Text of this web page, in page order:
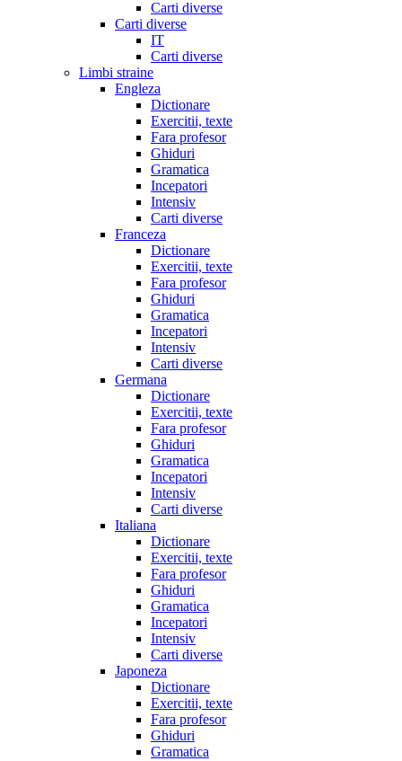
Carti diverse
Carti diverse
IT
Carti diverse
Limbi straine
Engleza
Dictionare
Exercitii, texte
Fara profesor
Ghiduri
Gramatica
Incepatori
Intensiv
Carti diverse
Franceza
Dictionare
Exercitii, texte
Fara profesor
Ghiduri
Gramatica
Incepatori
Intensiv
Carti diverse
Germana
Dictionare
Exercitii, texte
Fara profesor
Ghiduri
Gramatica
Incepatori
Intensiv
Carti diverse
Italiana
Dictionare
Exercitii, texte
Fara profesor
Ghiduri
Gramatica
Incepatori
Intensiv
Carti diverse
Japoneza
Dictionare
Exercitii, texte
Fara profesor
Ghiduri
Gramatica